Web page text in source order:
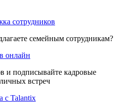
сотрудников
семейным сотрудникам?
онлайн
и подписывайте кадровые
встреч
с Talantix